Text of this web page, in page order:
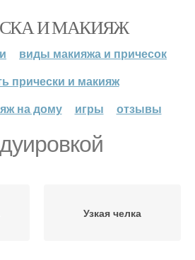
И МАКИЯЖ
виды макияжа и причесок
прически и макияж
на дому
игры отзывы
Узкая челка